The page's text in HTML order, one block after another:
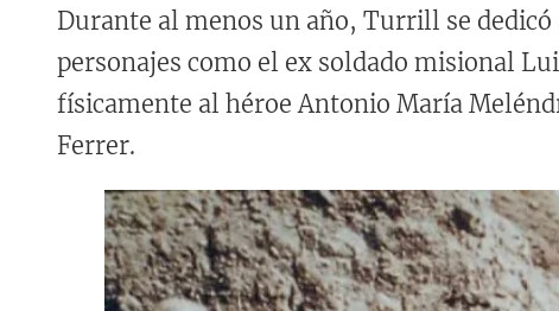
Durante al menos un año, Turrill se
personajes como el ex soldado misional
físicamente al héroe Antonio María
Ferrer.